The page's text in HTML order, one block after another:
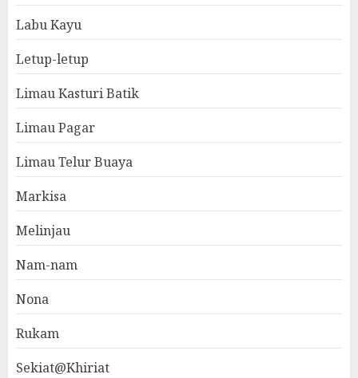
Labu Kayu
Letup-letup
Limau Kasturi Batik
Limau Pagar
Limau Telur Buaya
Markisa
Melinjau
Nam-nam
Nona
Rukam
Sekiat@Khiriat